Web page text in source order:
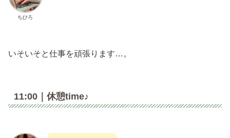
ちひろ
いそいそと仕事を頑張ります…。
11:00｜休憩time♪